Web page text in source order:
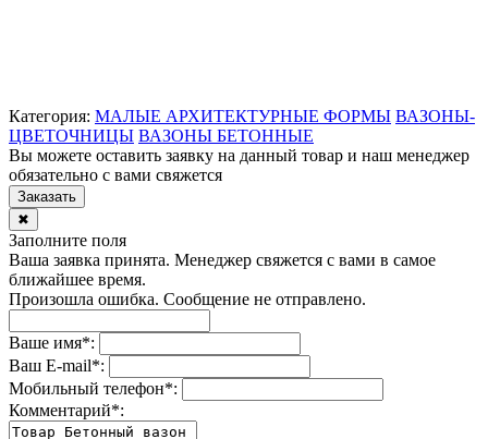
Категория: МАЛЫЕ АРХИТЕКТУРНЫЕ ФОРМЫ ВАЗОНЫ-
ЦВЕТОЧНИЦЫ ВАЗОНЫ БЕТОННЫЕ
Вы можете оставить заявку на данный товар и наш менеджер
обязательно с вами свяжется
Заказать
✖
Заполните поля
Ваша заявка принята. Менеджер свяжется с вами в самое
ближайшее время.
Произошла ошибка. Сообщение не отправлено.
Ваше имя*:
Ваш E-mail*:
Мобильный телефон*:
Комментарий*: